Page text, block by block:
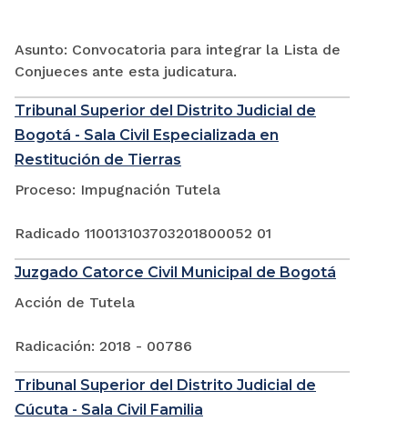
Asunto: Convocatoria para integrar la Lista de
Conjueces ante esta judicatura.
Tribunal Superior del Distrito Judicial de
Bogotá - Sala Civil Especializada en
Restitución de Tierras
Proceso: Impugnación Tutela
Radicado 110013103703201800052 01
Juzgado Catorce Civil Municipal de Bogotá
Acción de Tutela
Radicación: 2018 - 00786
Tribunal Superior del Distrito Judicial de
Cúcuta - Sala Civil Familia